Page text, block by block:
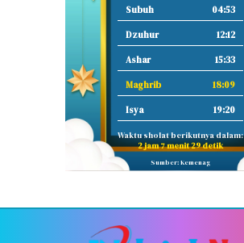
Subuh 04:53
Dzuhur 12:12
Ashar 15:33
Maghrib 18:09
Isya 19:20
Waktu sholat berikutnya dalam:
2 jam 7 menit 28 detik
Sumber: Kemenag